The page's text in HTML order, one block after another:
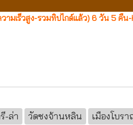
ามเร็วสูง-รวมทิปไกด์แล้ว) 6 วัน 5 คืน-
-ล่า วัดซงจ้านหลิน เมืองโบร